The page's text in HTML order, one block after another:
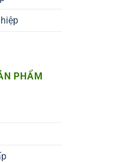
PHẨM